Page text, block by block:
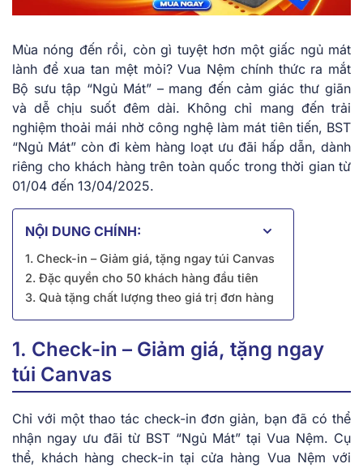
Mùa nóng đến rồi, còn gì tuyệt hơn một giấc ngủ mát
lành để xua tan mệt mỏi? Vua Nệm chính thức ra mắt
Bộ sưu tập “Ngủ Mát” – mang đến cảm giác thư giãn
và dễ chịu suốt đêm dài. Không chỉ mang đến trải
nghiệm thoải mái nhờ công nghệ làm mát tiên tiến, BST
“Ngủ Mát” còn đi kèm hàng loạt ưu đãi hấp dẫn, dành
riêng cho khách hàng trên toàn quốc trong thời gian từ
01/04 đến 13/04/2025.
NỘI DUNG CHÍNH:
1. Check-in – Giảm giá, tặng ngay túi Canvas
2. Đặc quyền cho 50 khách hàng đầu tiên
3. Quà tặng chất lượng theo giá trị đơn hàng
1. Check-in – Giảm giá, tặng ngay
túi Canvas
Chỉ với một thao tác check-in đơn giản, bạn đã có thể
nhận ngay ưu đãi từ BST “Ngủ Mát” tại Vua Nệm. Cụ
thể, khách hàng check-in tại cửa hàng Vua Nệm với